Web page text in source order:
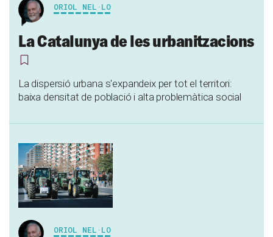
ORIOL NEL·LO
La Catalunya de les urbanitzacions
La dispersió urbana s'expandeix per tot el territori:
baixa densitat de població i alta problemàtica social
ORIOL NEL·LO